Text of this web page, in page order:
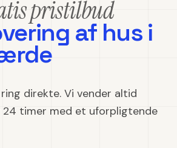
pristilbud
af husi
direkte. Vi vender altid
24 timer med et uforpligtende